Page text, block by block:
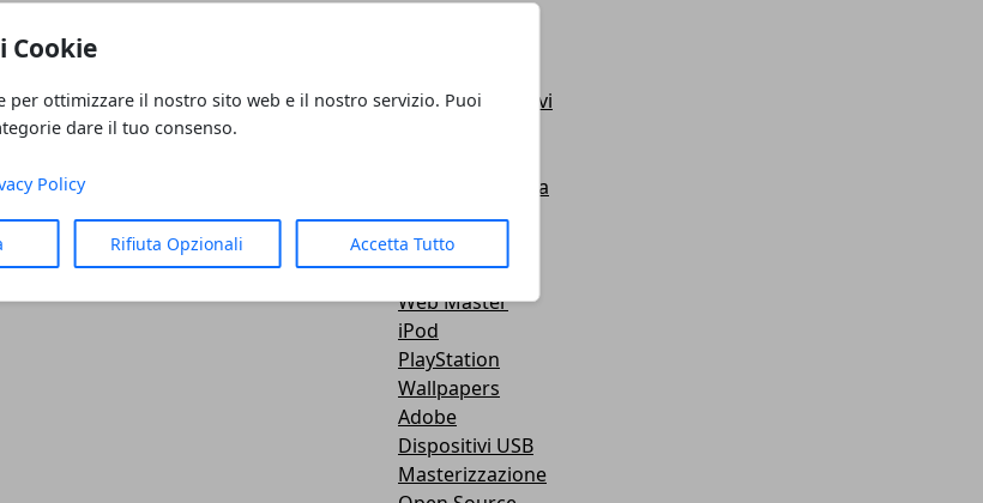
Cookie
per ottimizzare il nostro sito web e il nostro servizio. Puoi
dare il tuo consenso.
Policy
Rifiuta Opzionali Accetta Tutto
Sistemi Operativi
Motori di ricerca
NoteBook
Wireless
Samsung
Web Master
iPod
PlayStation
Wallpapers
Adobe
Dispositivi USB
Masterizzazione